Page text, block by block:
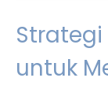
Strategi
untuk